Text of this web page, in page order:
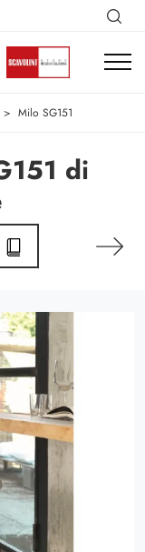
> Milo SG151
di